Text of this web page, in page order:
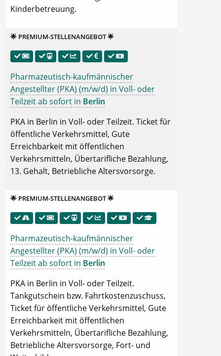
Kinderbetreuung.
🌟 PREMIUM-STELLENANGEBOT 🌟
Pharmazeutisch-kaufmännischer
Angestellter (PKA) (m/w/d) in Voll- oder
Teilzeit ab sofort in Berlin
PKA in Berlin in Voll- oder Teilzeit. Ticket für
öffentliche Verkehrsmittel, Gute
Erreichbarkeit mit öffentlichen
Verkehrsmitteln, Übertarifliche Bezahlung,
13. Gehalt, Betriebliche Altersvorsorge.
🌟 PREMIUM-STELLENANGEBOT 🌟
Pharmazeutisch-kaufmännischer
Angestellter (PKA) (m/w/d) in Voll- oder
Teilzeit ab sofort in Berlin
PKA in Berlin in Voll- oder Teilzeit.
Tankgutschein bzw. Fahrtkostenzuschuss,
Ticket für öffentliche Verkehrsmittel, Gute
Erreichbarkeit mit öffentlichen
Verkehrsmitteln, Übertarifliche Bezahlung,
Betriebliche Altersvorsorge, Fort- und